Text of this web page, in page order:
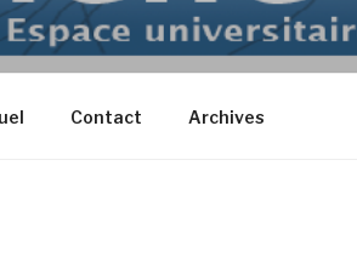
Contact Archives